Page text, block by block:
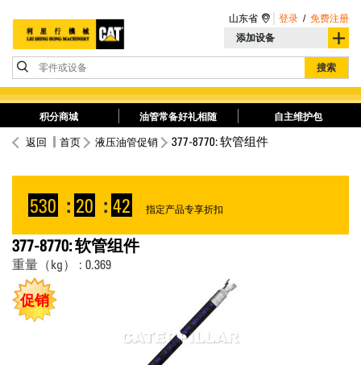
添加设备
零件或设备 搜索
山东省 登录 / 免费注册
积分商城 油管常备好礼相随 自主维护包
返回 首页 液压油管促销 377-8770: 软管组件
530 : 20 : 42 指定产品专享折扣
377-8770: 软管组件
重量（kg） : 0.369
促销